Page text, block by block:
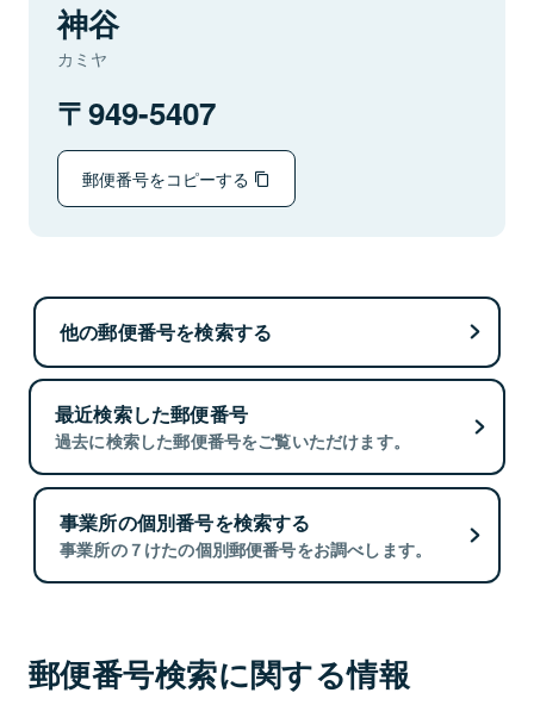
神谷
カミヤ
949-5407
郵便番号をコピーする
他の郵便番号を検索する
最近検索した郵便番号
過去に検索した郵便番号をご覧いただけます。
事業所の個別番号を検索する
事業所の７けたの個別郵便番号をお調べします。
郵便番号検索に関する情報